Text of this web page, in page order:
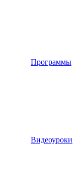
Программы
Видеоуроки